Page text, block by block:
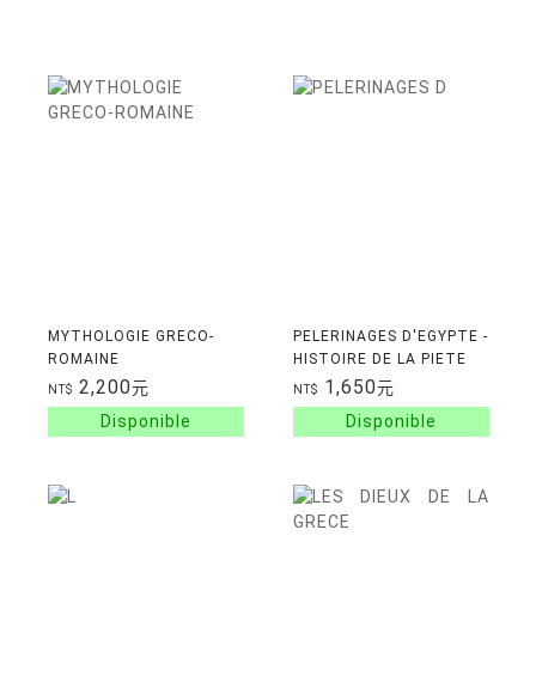
MYTHOLOGIE GRECO-
ROMAINE
NT$ 2,200元
PELERINAGES D'EGYPTE -
HISTOIRE DE LA PIETE
COPTE ET MUSULMA
NT$ 1,650元